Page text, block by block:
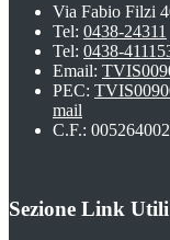
Via Fabio Filzi
Tel: 0438-24311
Tel: 0438-
Email:
PEC:
mail
C.F.:
Sezione Link Utili